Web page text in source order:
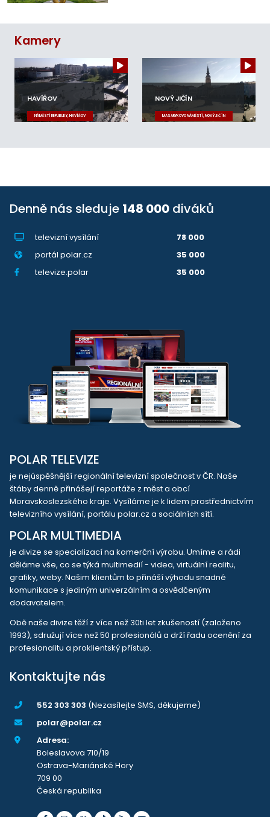
Kamery
HAVÍŘOV
NÁMĚSTÍ REPUBLIKY, HAVÍŘOV
NOVÝ JIČÍN
MASARYKOVO NÁMĚSTÍ, NOVÝ JIČÍN
Denně nás sleduje 148 000 diváků
televizní vysílání
78 000
portál polar.cz
35 000
televize.polar
35 000
POLAR TELEVIZE
je nejúspěšnější regionální televizní společnost v ČR. Naše
štáby denně přinášejí reportáže z měst a obcí
Moravskoslezského kraje. Vysíláme je k lidem prostřednictvím
televizního vysílání, portálu polar.cz a sociálních sítí.
POLAR MULTIMEDIA
je divize se specializací na komerční výrobu. Umíme a rádi
děláme vše, co se týká multimedií - videa, virtuální realitu,
grafiky, weby. Našim klientům to přináší výhodu snadné
komunikace s jediným univerzálním a osvědčeným
dodavatelem.
Obě naše divize těží z více než 30ti let zkušeností (založeno
1993), sdružují více než 50 profesionálů a drží řadu ocenění za
profesionalitu a proklientský přístup.
Kontaktujte nás
552 303 303 (Nezasílejte SMS, děkujeme)
polar@polar.cz
Adresa:
Boleslavova 710/19
Ostrava-Mariánské Hory
709 00
Česká republika